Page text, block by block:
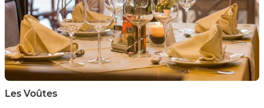
Les Voûtes